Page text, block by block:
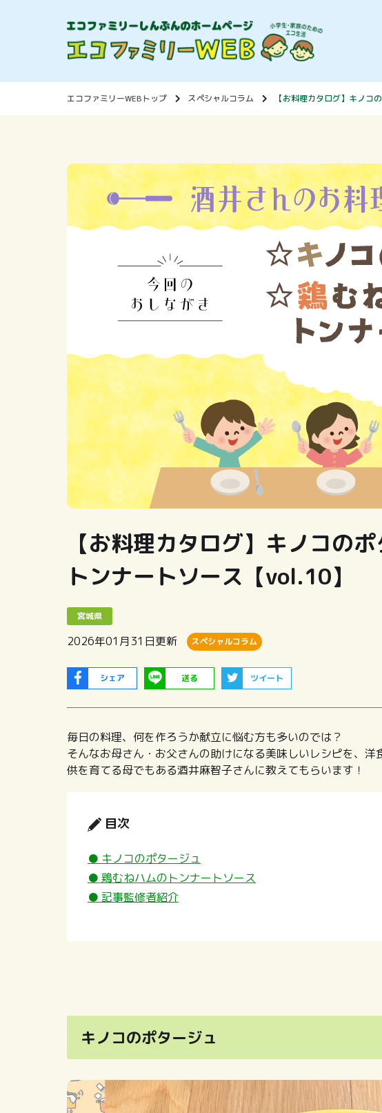
エコファミリーWEBトップ スペシャルコラム 【お料理カタログ】キノコ
【お料理カタログ】キノコの
トンナートソース【vol.10】
宮城県
2026年01月31日更新 スペシャルコラム
シェア 送る ツイート
毎日の料理、何を作ろうか献立に悩む方も多いのでは？
そんなお母さん・お父さんの助けになる美味しいレシピを、
供を育てる母でもある酒井麻智子さんに教えてもらいます！
目次
● キノコのポタージュ
● 鶏むねハムのトンナートソース
● 記事監修者紹介
キノコのポタージュ